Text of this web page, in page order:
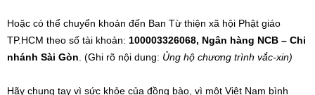
Hoặc có thể chuyển khoản đến Ban Từ thiện xã hội Phật giáo
TP.HCM theo số tài khoản: 100003326068, Ngân hàng NCB – Chi
nhánh Sài Gòn . (Ghi rõ nội dung: Ủng hộ chương trình vắc-xin)
Hãy chung tay vì sức khỏe của đồng bào, vì một Việt Nam bình